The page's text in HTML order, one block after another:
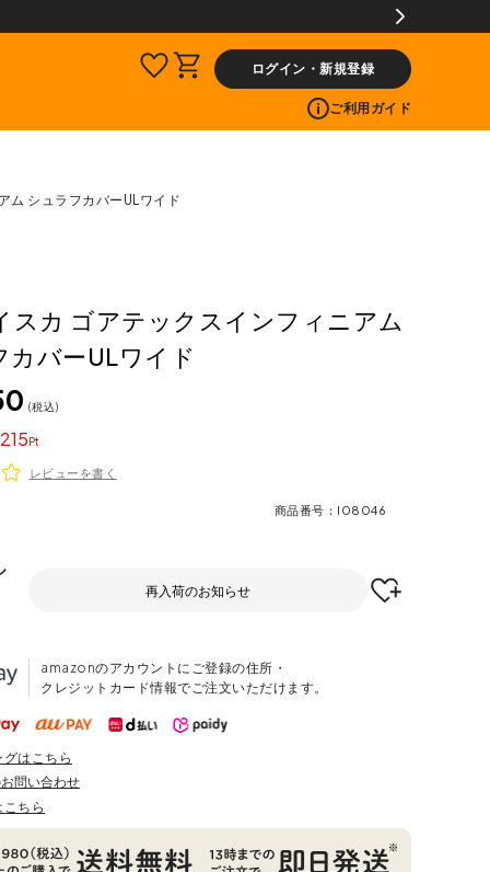
300ptプレゼント!
ログイン・新規登録
ご利用ガイド
ム シュラフカバーULワイド
スカ ゴアテックスインフィニアム
カバーULワイド
税込
215
レビューを書く
商品番号 I08046
再入荷のお知らせ
amazonのアカウントにご登録の住所・
クレジットカード情報でご注文いただけます。
はこちら
問い合わせ
ちら